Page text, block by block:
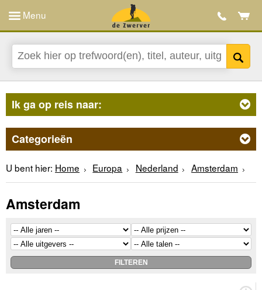
Menu
Ik ga op reis naar:
Categorieën
U bent hier: Home Europa Nederland Amsterdam
Amsterdam